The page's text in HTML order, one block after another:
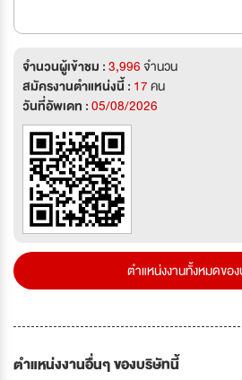
จำนวนผู้เข้าชม :3,996จำนวน
สมัครงานตำแหน่งนี้ : 17คน
วันที่อัพเดท :05/08/2026
ตำแหน่งงานทั้งหมดขอ
ตำแหน่งงานอื่นๆ ของบริษัทนี้